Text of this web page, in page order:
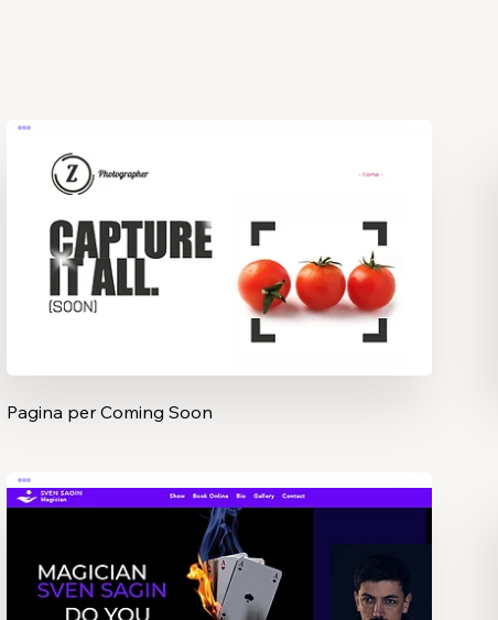
Pagina per Coming Soon